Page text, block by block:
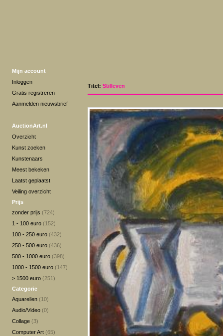
Mijn account
Inloggen
Gratis registreren
Aanmelden nieuwsbrief
AuctionArt.nl
Overzicht
Kunst zoeken
Kunstenaars
Meest bekeken
Laatst geplaatst
Veiling overzicht
Prijs
zonder prijs (724)
1 - 100 euro (152)
100 - 250 euro (432)
250 - 500 euro (436)
500 - 1000 euro (398)
1000 - 1500 euro (147)
> 1500 euro (251)
Categorie
Aquarellen (10)
Audio/Video (0)
Collage (3)
Computer Art (65)
Titel: Stilleven